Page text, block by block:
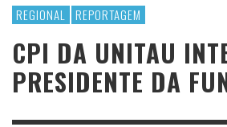
REGIONAL REPORTAGEM
CPI DA UNITAU
PRESIDENTE DA